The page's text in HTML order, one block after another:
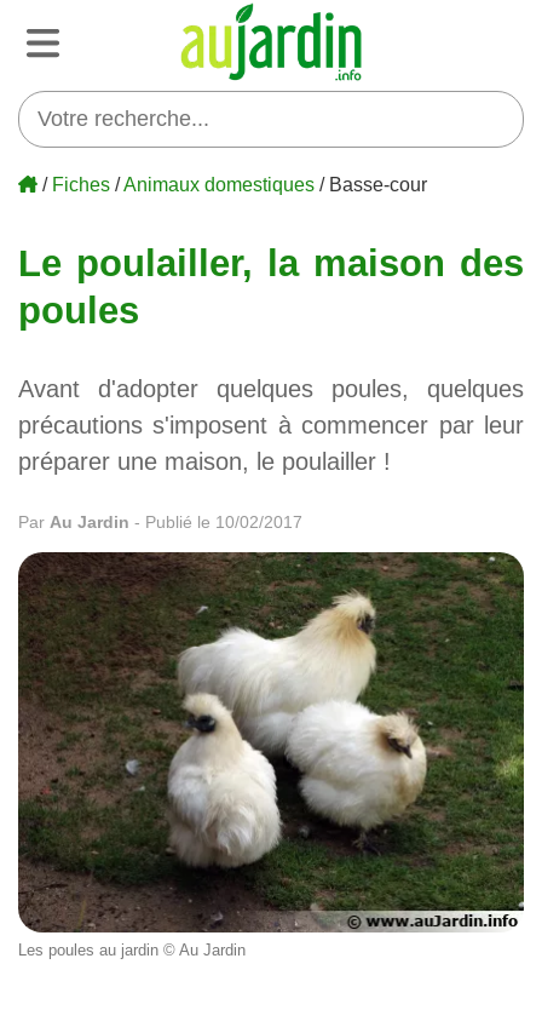
/ Fiches /Animaux domestiques / Basse-cour
Le poulailler, la maison des
poules
Avant d'adopter quelques poules, quelques
précautions s'imposent à commencer par leur
préparer une maison, le poulailler !
Par Au Jardin - Publié le 10/02/2017
Les poules au jardin © Au Jardin